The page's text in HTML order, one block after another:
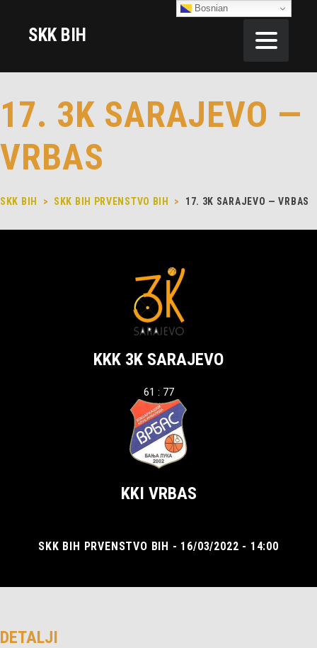
SKK BIH
17. 3K SARAJEVO —
VRBAS
SKK BIH > SKK BIH PRVENSTVO BIH > 17. 3K SARAJEVO — VRBAS
KKK 3K SARAJEVO
61 : 77
KKI VRBAS
SKK BIH PRVENSTVO BIH - 16/03/2022 - 14:00
DETALJI
Bosnian